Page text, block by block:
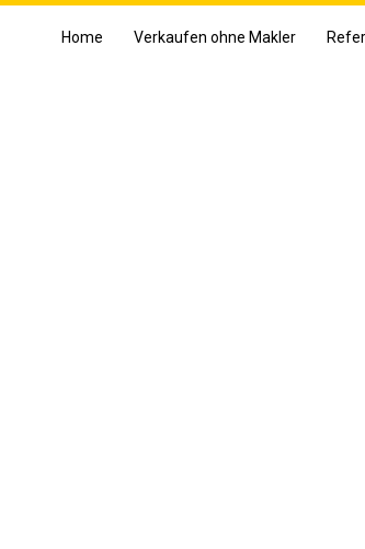
Home Verkaufen ohne Makler